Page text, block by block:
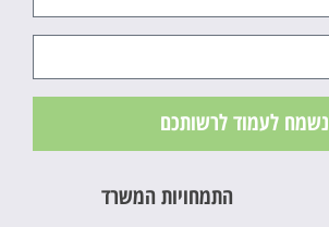
נשמח לעמוד לרשותכם
התמחויות המשרד